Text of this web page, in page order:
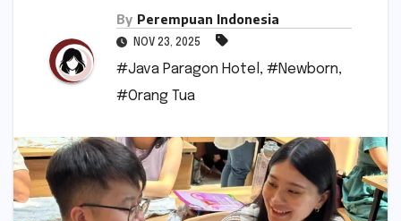
By Perempuan Indonesia
NOV 23, 2025
#Java Paragon Hotel , #Newborn,
#Orang Tua